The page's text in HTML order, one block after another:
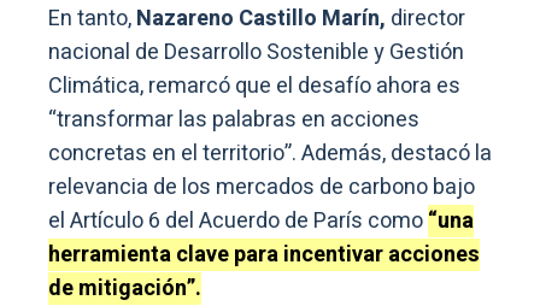
En tanto,Nazareno Castillo Marín, director
nacional de Desarrollo Sostenible y Gestión
Climática, remarcó que el desafío ahora es
“transformar las palabras en acciones
concretas en el territorio”. Además, destacó la
relevancia de los mercados de carbono bajo
el Artículo 6 del Acuerdo de París como“una
herramienta clave para incentivar acciones
de mitigación”.